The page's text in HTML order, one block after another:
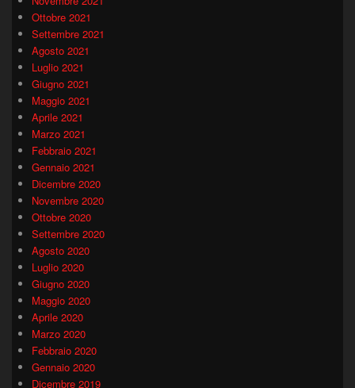
Ottobre 2021
Settembre 2021
Agosto 2021
Luglio 2021
Giugno 2021
Maggio 2021
Aprile 2021
Marzo 2021
Febbraio 2021
Gennaio 2021
Dicembre 2020
Novembre 2020
Ottobre 2020
Settembre 2020
Agosto 2020
Luglio 2020
Giugno 2020
Maggio 2020
Aprile 2020
Marzo 2020
Febbraio 2020
Gennaio 2020
Dicembre 2019